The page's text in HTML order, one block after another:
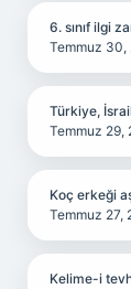
6. sınıf ilgi
Temmuz 30,
Türkiye,
Temmuz 29,
Koç erkeği
Temmuz 27,
Kelime-i